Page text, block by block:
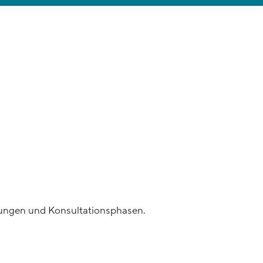
und Konsultationsphasen.